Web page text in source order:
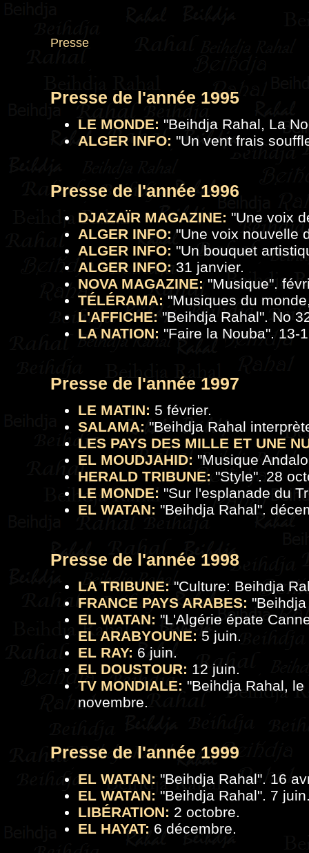
Presse
Presse de l'année 1995
LE MONDE: "Beihdja Rahal, La
ALGER INFO: "Un vent frais
Presse de l'année 1996
DJAZAÏR MAGAZINE: "Une voix
ALGER INFO: "Une voix nouvelle
ALGER INFO: "Un bouquet
ALGER INFO: 31 janvier.
NOVA MAGAZINE: "Musique".
TÉLÉRAMA: "Musiques du
L'AFFICHE: "Beihdja Rahal". No
LA NATION: "Faire la Nouba". 13-
Presse de l'année 1997
LE MATIN: 5 février.
SALAMA: "Beihdja Rahal
LES PAYS DES MILLE ET UNE
EL MOUDJAHID: "Musique
HERALD TRIBUNE: "Style". 28
LE MONDE: "Sur l'esplanade du
EL WATAN: "Beihdja Rahal".
Presse de l'année 1998
LA TRIBUNE: "Culture: Beihdja
FRANCE PAYS ARABES: "
EL WATAN: "L'Algérie épate
EL ARABYOUNE: 5 juin.
EL RAY: 6 juin.
EL DOUSTOUR: 12 juin.
TV MONDIALE: "Beihdja Rahal,
novembre.
Presse de l'année 1999
EL WATAN: "Beihdja Rahal". 16
EL WATAN: "Beihdja Rahal". 7
LIBÉRATION: 2 octobre.
EL HAYAT: 6 décembre.